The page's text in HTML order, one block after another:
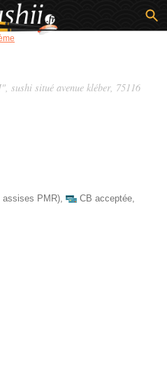
sushi situé avenue kléber, 75116
assises PMR), CB acceptée,